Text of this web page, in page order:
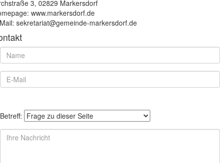
3, 02829 Markersdorf
www.markersdorf.de
sekretariat@gemeinde-markersdorf.de
Betreff: